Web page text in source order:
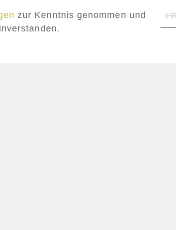
zur Kenntnis genommen und